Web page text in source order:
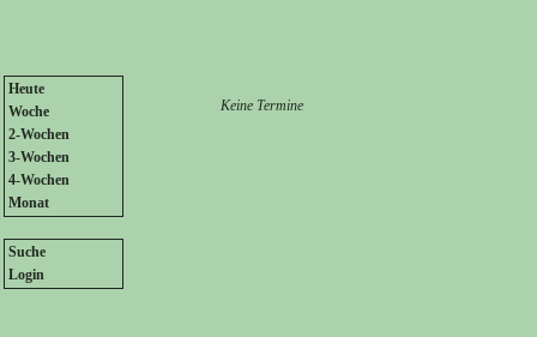
Heute
Woche
2-Wochen
3-Wochen
4-Wochen
Monat
Suche
Login
Keine Termine